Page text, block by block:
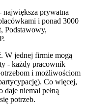
prywatna
i ponad 3000
Podstawowy,
. W jednej firmie mogą
- każdy pracownik
i możliwościom
Co więcej,
niemal pełną
potrzeb.